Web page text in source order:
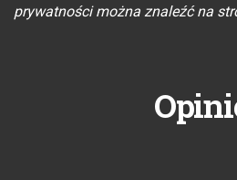
prywatności można znaleźć na